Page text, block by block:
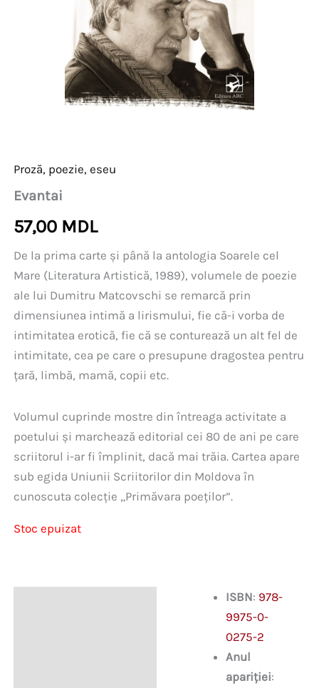
Proză, poezie, eseu
Evantai
57,00 MDL
De la prima carte și până la antologia Soarele cel
Mare (Literatura Artistică, 1989), volumele de poezie
ale lui Dumitru Matcovschi se remarcă prin
dimensiunea intimă a lirismului, fie că-i vorba de
intimitatea erotică, fie că se conturează un alt fel de
intimitate, cea pe care o presupune dragostea pentru
țară, limbă, mamă, copii etc.
Volumul cuprinde mostre din întreaga activitate a
poetului și marchează editorial cei 80 de ani pe care
scriitorul i-ar fi împlinit, dacă mai trăia. Cartea apare
sub egida Uniunii Scriitorilor din Moldova în
cunoscuta colecție „Primăvara poeților”.
Stoc epuizat
ISBN: 978-
9975-0-
0275-2
Anul
apariției: